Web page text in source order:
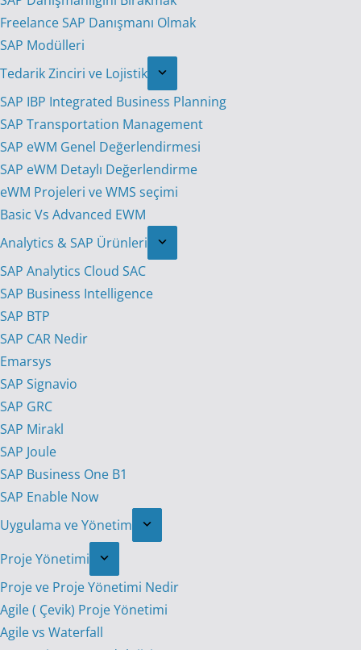
Freelance SAP Danışmanı Olmak
SAP Modülleri
Tedarik Zinciri ve Lojistik
SAP IBP Integrated Business Planning
SAP Transportation Management
SAP eWM Genel Değerlendirmesi
SAP eWM Detaylı Değerlendirme
eWM Projeleri ve WMS seçimi
Basic Vs Advanced EWM
Analytics & SAP Ürünleri
SAP Analytics Cloud SAC
SAP Business Intelligence
SAP BTP
SAP CAR Nedir
Emarsys
SAP Signavio
SAP GRC
SAP Mirakl
SAP Joule
SAP Business One B1
SAP Enable Now
Uygulama ve Yönetim
Proje Yönetimi
Proje ve Proje Yönetimi Nedir
Agile ( Çevik) Proje Yönetimi
Agile vs Waterfall